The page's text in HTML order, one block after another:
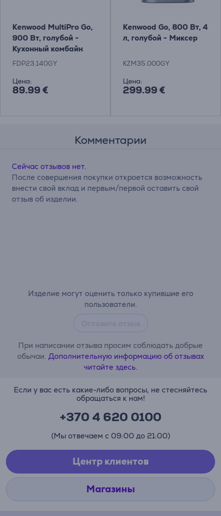
Kenwood MultiPro Go,
900 Вт, голубой -
Кухонный комбайн
FDP23.140GY
Цена:
89.99 €
Kenwood Go, 800 Вт, 4
л, голубой - Миксер
KZM35.000GY
Цена:
299.99 €
Комментарии
Изделие могут оценить только купившие его
пользователи.
При написании отзыва просим соблюдать добрые
обычаи. Дополнительную информацию об отзывах
читайте здесь.
Сейчас отзывов нет.
После совершения покупки откроется возможность
внести свой вклад и первым/первой оставить свой
отзыв об изделии.
Если у вас есть какие-либо вопросы, не стесняйтесь
обращаться к нам!
+370 4 620 0100
(Мы отвечаем с 09:00 до 21:00)
Центр клиентов
Магазины